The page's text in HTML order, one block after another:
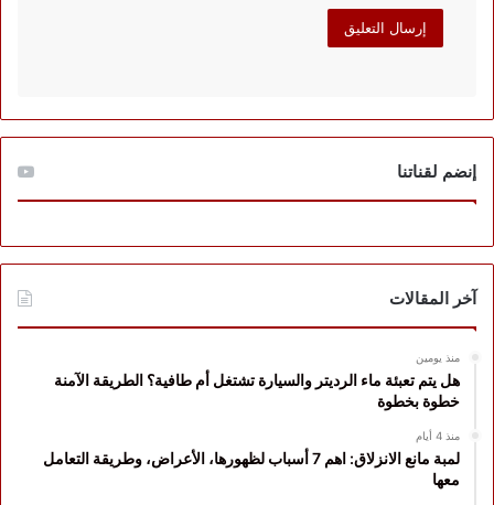
إنضم لقناتنا
آخر المقالات
منذ يومين
هل يتم تعبئة ماء الرديتر والسيارة تشتغل أم طافية؟ الطريقة الآمنة
خطوة بخطوة
منذ 4 أيام
لمبة مانع الانزلاق: اهم 7 أسباب لظهورها، الأعراض، وطريقة التعامل
معها